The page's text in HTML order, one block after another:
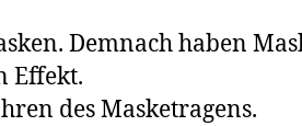
Demnach haben
Effekt.
des Masketragens.